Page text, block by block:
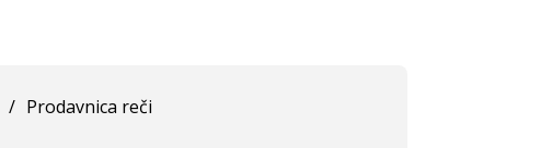
/ Prodavnica reči